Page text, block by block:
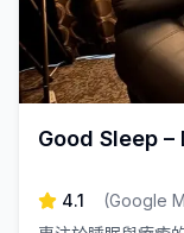
Good Sleep –
4.1 (Google